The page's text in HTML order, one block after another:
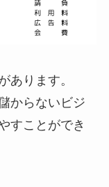
あります。
からないビジ
すことができ